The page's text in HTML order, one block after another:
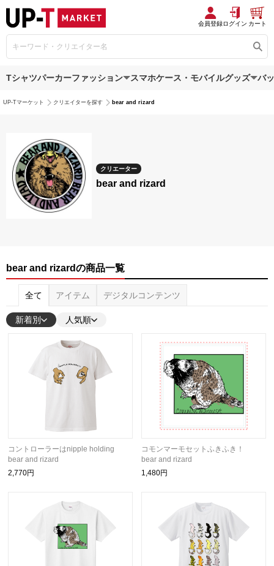
会員登録ログイン カート
Tシャツパーカーファッション スマホケース・モバイルグッズ バ
UP-Tマーケット クリエイターを探す bear and rizard
クリエーター
bear and rizard
bear and rizardの商品一覧
全て アイテム デジタルコンテンツ
新着別 人気順
コントローラーはnipple holding
bear and rizard
2,770円
コモンマーモセットふきふき！
bear and rizard
1,480円